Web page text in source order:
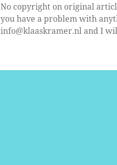
No copyright on original
you have a problem with
info@klaaskramer.nl and I